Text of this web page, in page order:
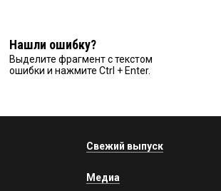
Нашли ошибку?
Выделите фрагмент с текстом
ошибки и нажмите Ctrl + Enter.
Свежий выпуск
Медиа